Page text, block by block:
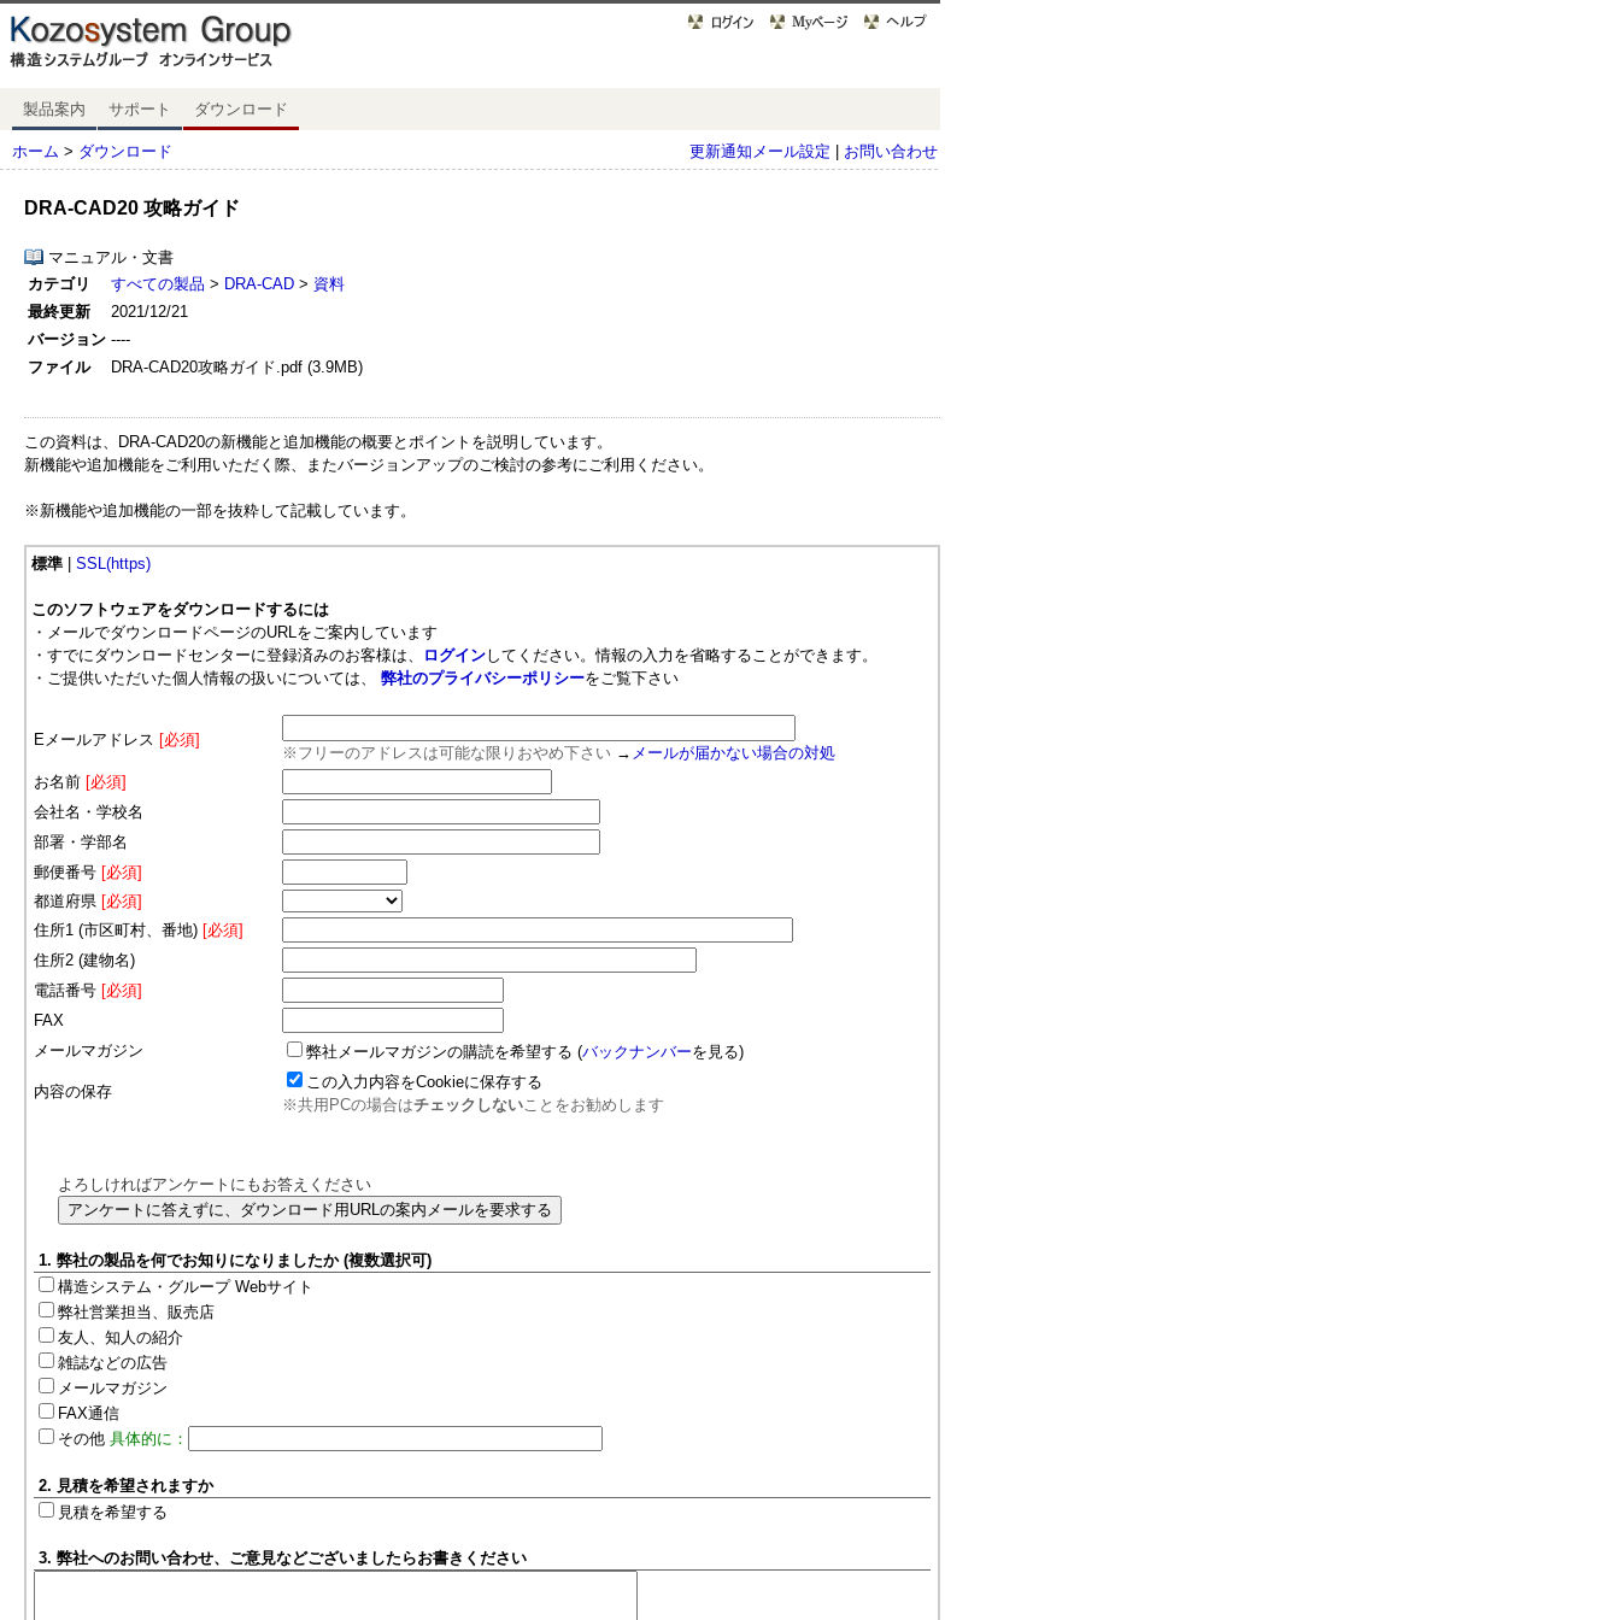
製品案内 サポート ダウンロード
ホーム > ダウンロード 更新通知メール設定 お問い合わせ
DRA-CAD20 攻略ガイド
マニュアル・文書
カテゴリ
すべての製品 > DRA-CAD > 資料
最終更新
2021/12/21
バージョン ----
ファイル
DRA-CAD20攻略ガイド.pdf (3.9MB)
この資料は、DRA-CAD20の新機能と追加機能の概要とポイントを説明しています。
新機能や追加機能をご利用いただく際、またバージョンアップのご検討の参考にご利用ください。
※新機能や追加機能の一部を抜粋して記載しています。
標準 SSL(https)
このソフトウェアをダウンロードするには
・メールでダウンロードページのURLをご案内しています
・すでにダウンロードセンターに登録済みのお客様は、
ログインしてください。情報の入力を省略することができます。
・ご提供いただいた個人情報の扱いについては、 弊社のプライバシーポリシーをご覧下さい
Eメールアドレス [必須]
※フリーのアドレスは可能な限りおやめ下さい → メールが届かない場合の対処
お名前 [必須]
会社名・学校名
部署・学部名
郵便番号 [必須]
都道府県 [必須]
住所1 (市区町村、番地) [必須]
住所2 (建物名)
電話番号 [必須]
FAX
メールマガジン
弊社メールマガジンの購読を希望する (バックナンバーを見る)
内容の保存
この入力内容をCookieに保存する
※共用PCの場合はチェックしないことをお勧めします
よろしければアンケートにもお答えください
1. 弊社の製品を何でお知りになりましたか (複数選択可)
構造システム・グループ Webサイト
弊社営業担当、販売店
友人、知人の紹介
雑誌などの広告
メールマガジン
FAX通信
その他 具体的に：
2. 見積を希望されますか
見積を希望する
3. 弊社へのお問い合わせ、ご意見などございましたらお書きください